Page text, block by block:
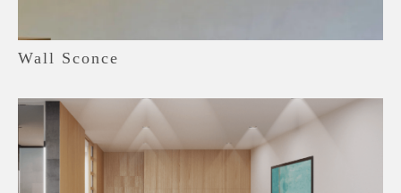
Wall Sconce